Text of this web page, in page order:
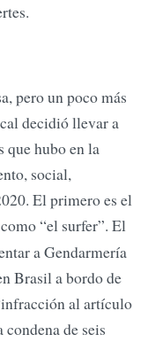
pero un poco más
decidió llevar a
que hubo en la
social,
El primero es el
“el surfer”. El
a Gendarmería
Brasil a bordo de
al artículo
de seis